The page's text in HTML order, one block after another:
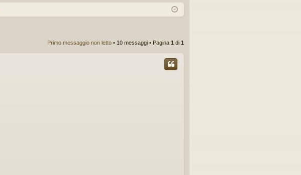
Q in riv
Primo messaggio non letto • 10 messaggi • Pagina 1 di 1